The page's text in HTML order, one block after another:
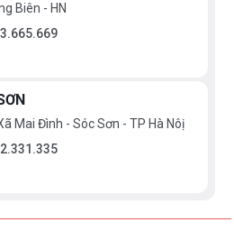
Biên - HN
Mai Đình - Sóc Sơn - TP Hà Nôị